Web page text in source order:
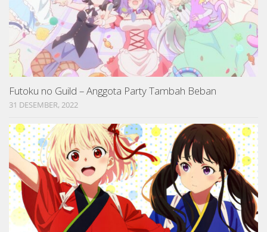
Futoku no Guild – Anggota Party Tambah Beban
31 DESEMBER, 2022